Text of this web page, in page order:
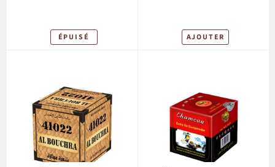
ÉPUISÉ AJOUTER